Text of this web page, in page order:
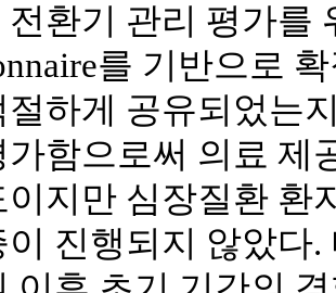
환기 관리 평가를
를 기반으로
절하게 공유되었는
가함으로써 의료 제
이지만 심장질환 환
이 진행되지 않았다